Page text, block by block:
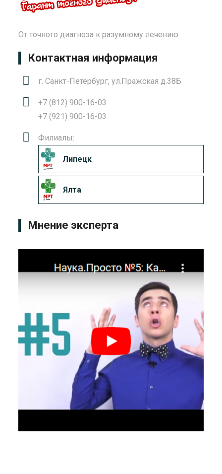
От точного диагноза к разумному лечению.
Контактная информация
г. Санкт-Петербург, ул.Пражская д.38Б
+7 (812) 900-16-03
+7 (921) 900-16-03
Филиалы:
Липецк
Ялта
Мнение эксперта